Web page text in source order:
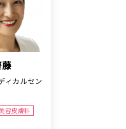
ィカルセン
容皮膚科